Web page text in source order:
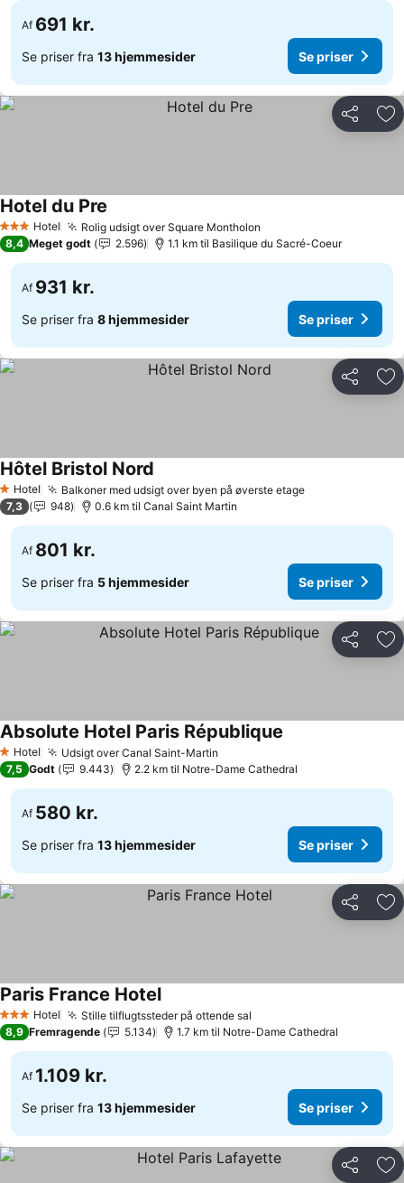
Af 691 kr.
Se priser fra 13 hjemmesider Se priser
Del
3 StjernerHotel Rolig udsigt over Square Montholon
Hotel du Pre
8,4 Meget godt 2.596 1.1 km til Basilique du Sacré-Coeur
Af 931 kr.
Se priser fra 8 hjemmesider Se priser
Del
1 Stjerner
Hotel Balkoner med udsigt over byen på øverste etageSe priser
Hôtel Bristol Nord
7,3 948 0.6 km til Canal Saint Martin
Af 801 kr.
Se priser fra 5 hjemmesider Se priser
Del
1 Stjerner
Hotel Udsigt over Canal Saint-Martin
Absolute Hotel Paris République
7,5 Godt 9.443 2.2 km til Notre-Dame Cathedral
Af 580 kr.
Se priser fra 13 hjemmesider Se priser
Del
3 StjernerHotel Stille tilflugtssteder på ottende sal
Paris France HotelSe priser
8,9 Fremragende 5.134 1.7 km til Notre-Dame Cathedral
Af 1.109 kr.
Se priser fra 13 hjemmesider Se priser
Del